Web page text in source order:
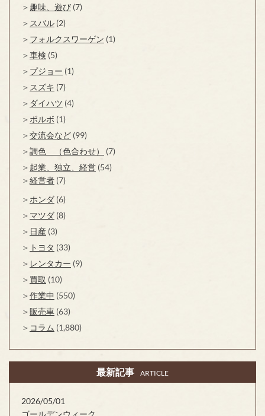
趣味、遊び (7)
スバル (2)
フォルクスワーゲン (1)
車検 (5)
プジョー (1)
スズキ (7)
ダイハツ (4)
ボルボ (1)
交流会など (99)
調色 （色合わせ）
(7)
起業、独立、経営 (54)
経営者 (7)
ホンダ (6)
マツダ (8)
日産 (3)
トヨタ (33)
レンタカー (9)
買取 (10)
作業中 (550)
販売車 (63)
コラム (1,880)
最新記事 ARTICLE
2026/05/01